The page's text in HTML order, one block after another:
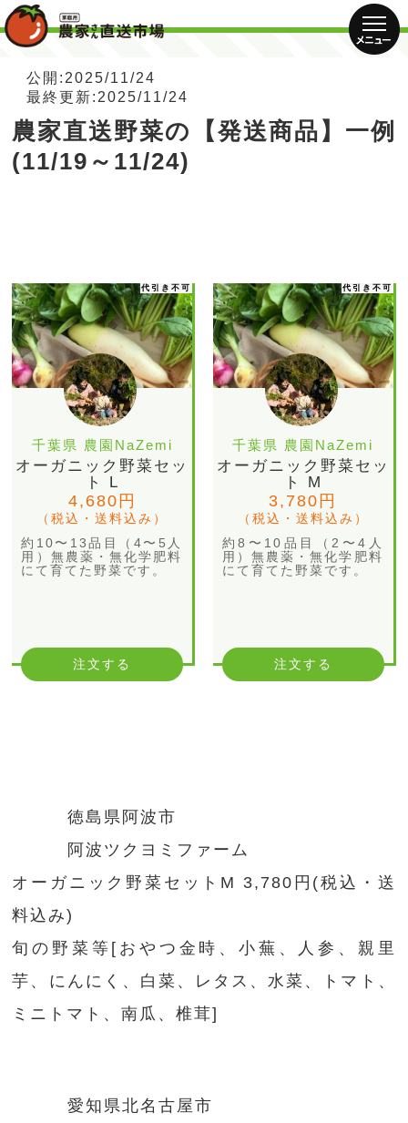
公開:2025/11/24
最終更新:2025/11/24
農家直送野菜の【発送商品】一例
(11/19～11/24)
代引き不可
千葉県 農園NaZemi
オーガニック野菜セッ
ト L
4,680円
（税込・送料込み）
約10〜13品目（4〜5人
用）無農薬・無化学肥料
にて育てた野菜です。
注文する
代引き不可
千葉県 農園NaZemi
オーガニック野菜セッ
ト M
3,780円
（税込・送料込み）
約8〜10品目（2〜4人
用）無農薬・無化学肥料
にて育てた野菜です。
注文する
徳島県阿波市
阿波ツクヨミファーム
オーガニック野菜セットM 3,780円(税込・送
料込み)
旬の野菜等[おやつ金時、小蕪、人参、親里
芋、にんにく、白菜、レタス、水菜、トマト、
ミニトマト、南瓜、椎茸]
愛知県北名古屋市